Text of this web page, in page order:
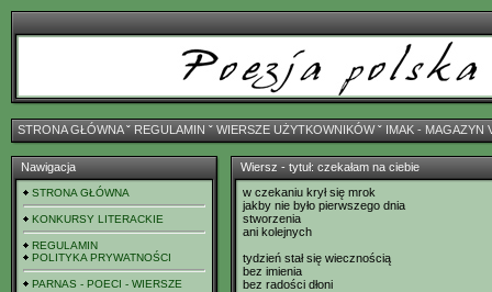
STRONA GŁÓWNAˇ REGULAMIN ˇ WIERSZE UŻYTKOWNIKÓWˇ IMAK - MAGAZYN
Nawigacja
STRONA GŁÓWNA
KONKURSY LITERACKIE
REGULAMIN
POLITYKA PRYWATNOŚCI
PARNAS - POECI - WIERSZE
Wiersz - tytuł: czekałam na ciebie
w czekaniu krył się mrok
jakby nie było pierwszego dnia
stworzenia
ani kolejnych
tydzień stał się wiecznością
bez imienia
bez radości dłoni